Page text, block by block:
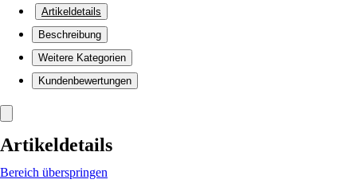
Artikeldetails
Beschreibung
Weitere Kategorien
Kundenbewertungen
Artikeldetails
Bereich überspringen